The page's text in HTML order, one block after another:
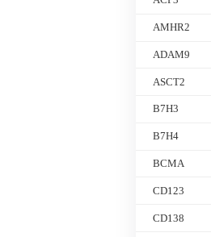
AMHR2
ADAM9
ASCT2
B7H3
B7H4
BCMA
CD123
CD138